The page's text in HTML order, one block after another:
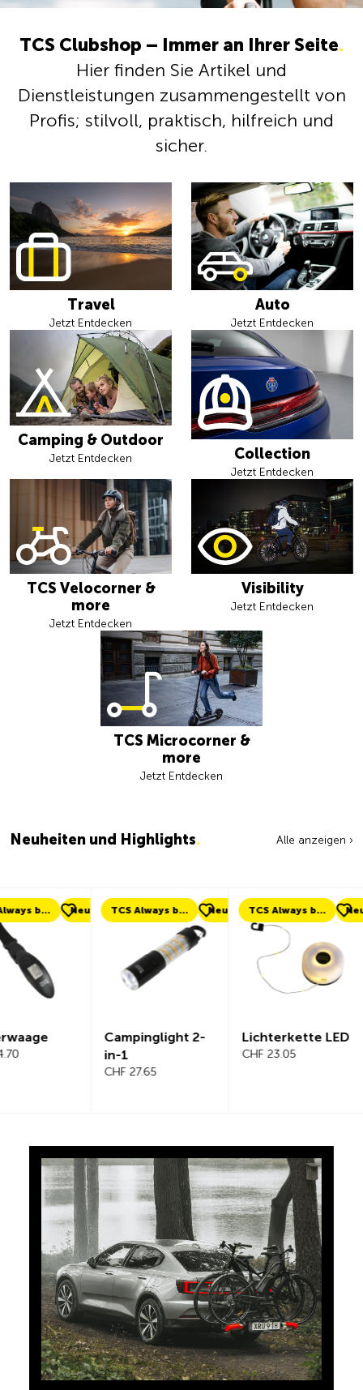
TCS Clubshop – Immer an Ihrer Seite.
Hier finden Sie Artikel und
Dienstleistungen zusammengestellt von
Profis; stilvoll, praktisch, hilfreich und
sicher.
Travel
Jetzt Entdecken
Auto
Jetzt Entdecken
Camping & Outdoor
Jetzt Entdecken Collection
Jetzt Entdecken
TCS Velocorner &
more
Jetzt Entdecken
Visibility
Jetzt Entdecken
TCS Microcorner &
more
Jetzt Entdecken
Neuheiten und Highlights. Alle anzeigen ›
TCS Always by my side Neu
Campinglight 2-
TCS Always by my side Neu
Lichterkette LED
Neu
Beeline
5% Cashback